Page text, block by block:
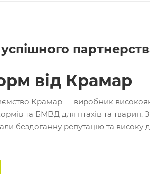
від Крамар
Крамар — виробник
та БМВД для птахів та тварин.
бездоганну репутацію та високу